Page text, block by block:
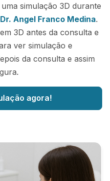
simulação 3D durante
Dr. Angel Franco Medina.
3D antes da consulta e
ver simulação e
da consulta e assim
agora!